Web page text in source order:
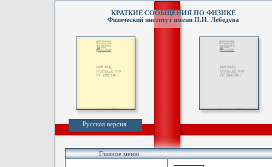
КРАТКИЕ СООБЩЕНИЯ ПО ФИЗИКЕ
Физический институт имени П.Н. Лебедева
Русская версия
Главное меню